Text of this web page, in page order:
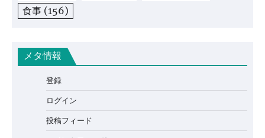
食事 (156)
メタ情報
登録
ログイン
投稿フィード